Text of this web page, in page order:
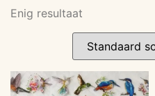
Enig resultaat